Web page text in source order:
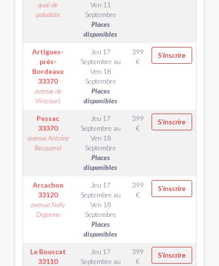
quai de
paludate
Ven 11
Septembre
Places
disponibles
Artigues-
près-
Bordeaux
33370
avenue de
Virecourt
Jeu 17
Septembre au
Ven 18
Septembre
Places
disponibles
399
€
S'inscrire
Pessac
33370
avenue Antoine
Becquerel
Jeu 17
Septembre au
Ven 18
Septembre
Places
disponibles
399
€
S'inscrire
Arcachon
33120
avenue Nelly
Deganne
Jeu 17
Septembre au
Ven 18
Septembre
Places
disponibles
399
€
S'inscrire
Le Bouscat
33110
Jeu 17
Septembre au
399
€
S'inscrire